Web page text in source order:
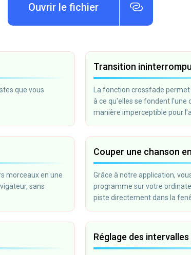
Ouvrir le fichier
que vous
Transition
La fonction crossfade
à ce qu'elles se fondent l'une
manière imperceptible pour
morceaux en une
sans
Couper une chanson
Grâce à notre application,
programme sur votre
piste directement dans la
enregistrez-le sur votre
Réglage des intervalles